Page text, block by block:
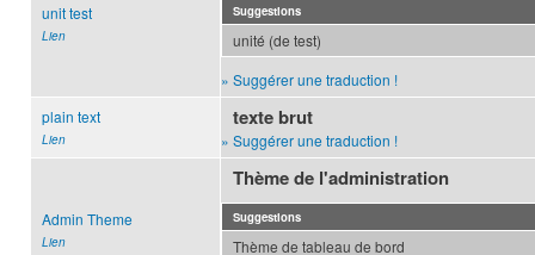
unit test
Lien
Suggestions
unité (de test)
» Suggérer une traduction !
plain text
Lien
texte brut
» Suggérer une traduction !
Admin Theme
Lien
Thème de l'administration
Suggestions
Thème de tableau de bord